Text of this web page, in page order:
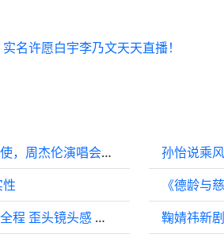
名许愿白宇李乃文天天直播！
黄晓明夸昆凌是中餐厅天使，周杰伦演唱会现场互动
刘宇东方风云榜红毯采访全程 歪头镜头感 好绝 期待今晚国风舞台
孙怡说乘